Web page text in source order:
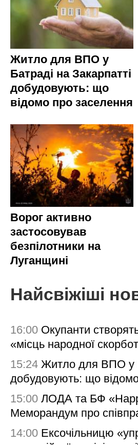
Житло для ВПО у
Батраді на Закарпатті
добудовують: що
відомо про заселення
Ворог активно
застосовував
безпілотники на
Луганщині
Найсвіжіші
16:00 Окупанти
«місць народної
15:24 Житло для ВПО у
добудовують: що
15:00 ЛОДА та БФ
Меморандум про
14:00 Ексочільницю